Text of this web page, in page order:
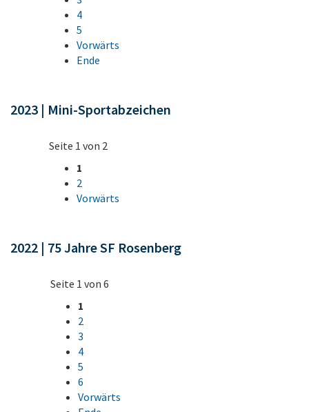
4
5
Vorwärts
Ende
2023 | Mini-Sportabzeichen
Seite 1 von 2
1
2
Vorwärts
2022 | 75 Jahre SF Rosenberg
Seite 1 von 6
1
2
3
4
5
6
Vorwärts